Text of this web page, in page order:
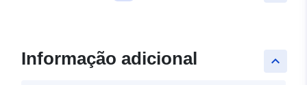
keyboard_arrow_up
Informação adicional